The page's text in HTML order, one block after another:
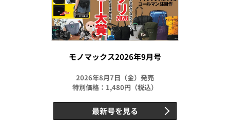
モノマックス2026年9月号
2026年8月7日（金）発売
特別価格：1,480円（税込）
最新号を見る